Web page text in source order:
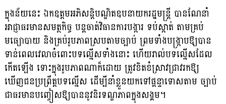
ក្នុងន័យនេះ ឯកឧត្តមអភិសន្តិបណ្ឌិតឧបនាយករដ្ឋមន្ត្រី បានណែនាំ
អាជ្ញាធរមានសមត្ថកិច្ច បន្តចាត់វិធានការបង្ការ ទប់ស្កាត់ តាមគ្រប់
មធ្យោបាយ និងគ្រប់រូបភាពស្របតាមច្បាប់ ព្រមទាំងបង្ក្រាបឱ្យបាន
ទាន់ពេលវេលាចំពោះបទល្មើសទាំងនោះ ហើយរាល់បទល្មើសដែល
កើតឡើង ទោះក្នុងរូបភាពណាក៏ដោយ ត្រូវខិតខំស្រាវជ្រាវរកឱ្យ
ឃើញជនប្រព្រឹត្តបទល្មើស ដើម្បីនាំខ្លួនយកទៅផ្តន្ទាទោសតាម ច្បាប់
ជាធរមានបញ្ចៀសឱ្យបាននូវនិរទណ្ឌភាពក្នុងសង្គម។